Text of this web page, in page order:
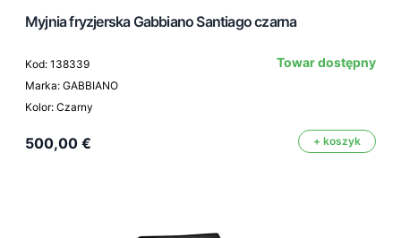
Myjnia fryzjerska Gabbiano Santiago czarna
Kod: 138339
Marka: GABBIANO
Kolor: Czarny
Towar dostępny
500,00 € + koszyk